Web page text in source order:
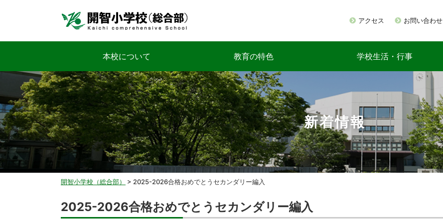
アクセス お問い合わせ
本校について 教育の特色 学校生活・行事
新着情報
開智小学校（総合部） > 2025-2026合格おめでとうセカンダリー編入
2025-2026合格おめでとうセカンダリー編入